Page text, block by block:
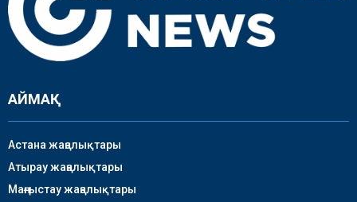
АЙМАҚ
Астана жаңалықтары
Атырау жаңалықтары
Маңғыстау жаңалықтары